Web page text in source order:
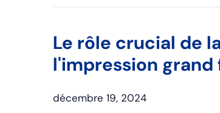
Le rôle crucial de
l'impression
décembre 19, 2024